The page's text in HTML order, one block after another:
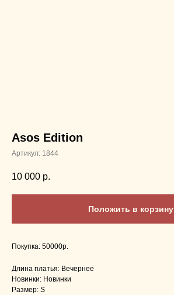
Asos Edition
Артикул: 1844
10 000 р.
Положить в корзину
Покупка: 50000р.
Длина платья: Вечернее
Новинки: Новинки
Размер: S